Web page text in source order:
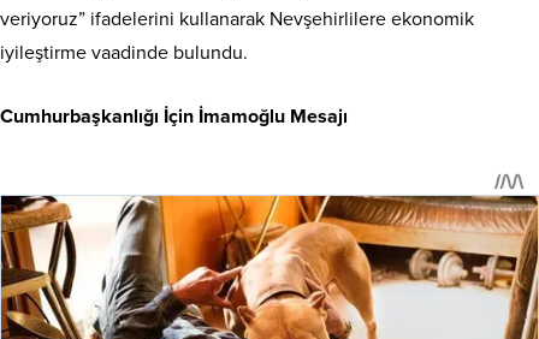
veriyoruz” ifadelerini kullanarak Nevşehirlilere ekonomik
iyileştirme vaadinde bulundu.
Cumhurbaşkanlığı İçin İmamoğlu Mesajı